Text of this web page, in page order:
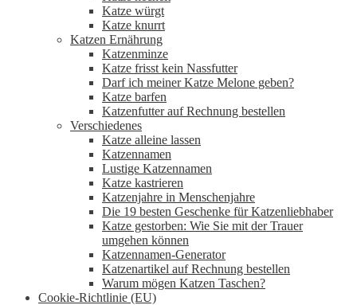
Katze würgt
Katze knurrt
Katzen Ernährung
Katzenminze
Katze frisst kein Nassfutter
Darf ich meiner Katze Melone geben?
Katze barfen
Katzenfutter auf Rechnung bestellen
Verschiedenes
Katze alleine lassen
Katzennamen
Lustige Katzennamen
Katze kastrieren
Katzenjahre in Menschenjahre
Die 19 besten Geschenke für Katzenliebhaber
Katze gestorben: Wie Sie mit der Trauer
umgehen können
Katzennamen-Generator
Katzenartikel auf Rechnung bestellen
Warum mögen Katzen Taschen?
Cookie-Richtlinie (EU)